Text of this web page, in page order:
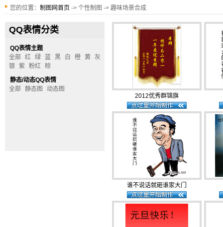
您的位置： 制图网首页 -> 个性制图 -> 趣味场景合成
QQ表情分类
QQ表情主题
全部 红 绿 蓝 黑 白 橙 黄 灰
银
紫 粉红 棕
静态/动态QQ表情
全部 静态图 动态图
2012优秀群锦旗
谁不说话就砸谁家大门